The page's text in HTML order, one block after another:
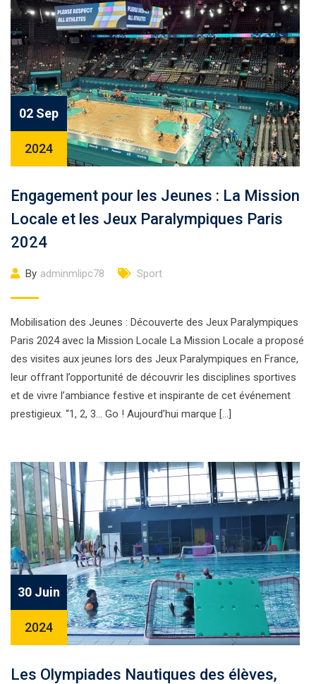
02 Sep
2024
Engagement pour les Jeunes : La Mission
Locale et les Jeux Paralympiques Paris
2024
By adminmlipc78 Sport
Mobilisation des Jeunes : Découverte des Jeux Paralympiques
Paris 2024 avec la Mission Locale La Mission Locale a proposé
des visites aux jeunes lors des Jeux Paralympiques en France,
leur offrant l’opportunité de découvrir les disciplines sportives
et de vivre l’ambiance festive et inspirante de cet événement
prestigieux. “1, 2, 3… Go ! Aujourd’hui marque […]
30 Juin
2024
Les Olympiades Nautiques des élèves,